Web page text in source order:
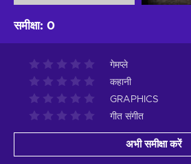
समीक्षा: 0
गेमप्ले
कहानी
GRAPHICS
गीत संगीत
अभी समीक्षा करें